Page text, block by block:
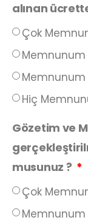
alınan
Çok
Memnunum
Memnunum
Hiç
Gözetim ve
musunuz ?
Çok
Memnunum